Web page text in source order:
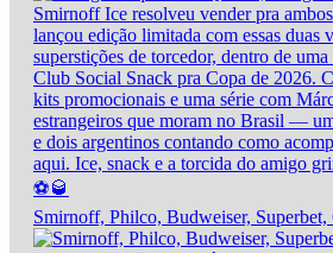
Smirnoff, Philco, Budweiser, Superbet,